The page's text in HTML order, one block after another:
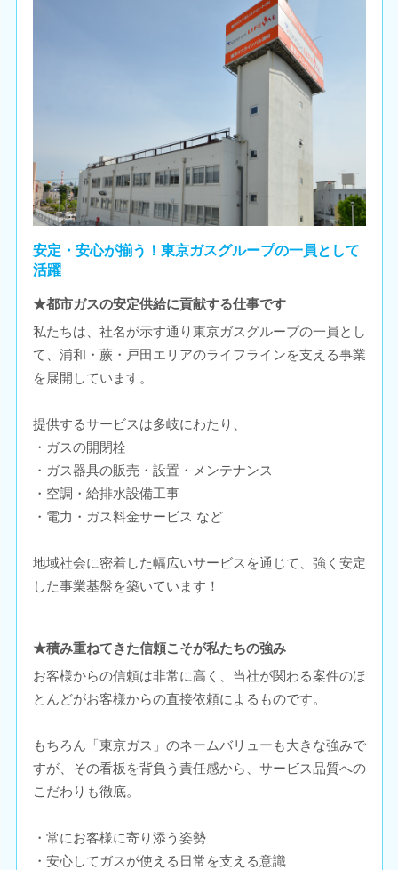
安定・安心が揃う！東京ガスグループの一員として
活躍
★都市ガスの安定供給に貢献する仕事です
私たちは、社名が示す通り東京ガスグループの一員とし
て、浦和・蕨・戸田エリアのライフラインを支える事業
を展開しています。
提供するサービスは多岐にわたり、
・ガスの開閉栓
・ガス器具の販売・設置・メンテナンス
・空調・給排水設備工事
・電力・ガス料金サービス など
地域社会に密着した幅広いサービスを通じて、強く安定
した事業基盤を築いています！
★積み重ねてきた信頼こそが私たちの強み
お客様からの信頼は非常に高く、当社が関わる案件のほ
とんどがお客様からの直接依頼によるものです。
もちろん「東京ガス」のネームバリューも大きな強みで
すが、その看板を背負う責任感から、サービス品質への
こだわりも徹底。
・常にお客様に寄り添う姿勢
・安心してガスが使える日常を支える意識